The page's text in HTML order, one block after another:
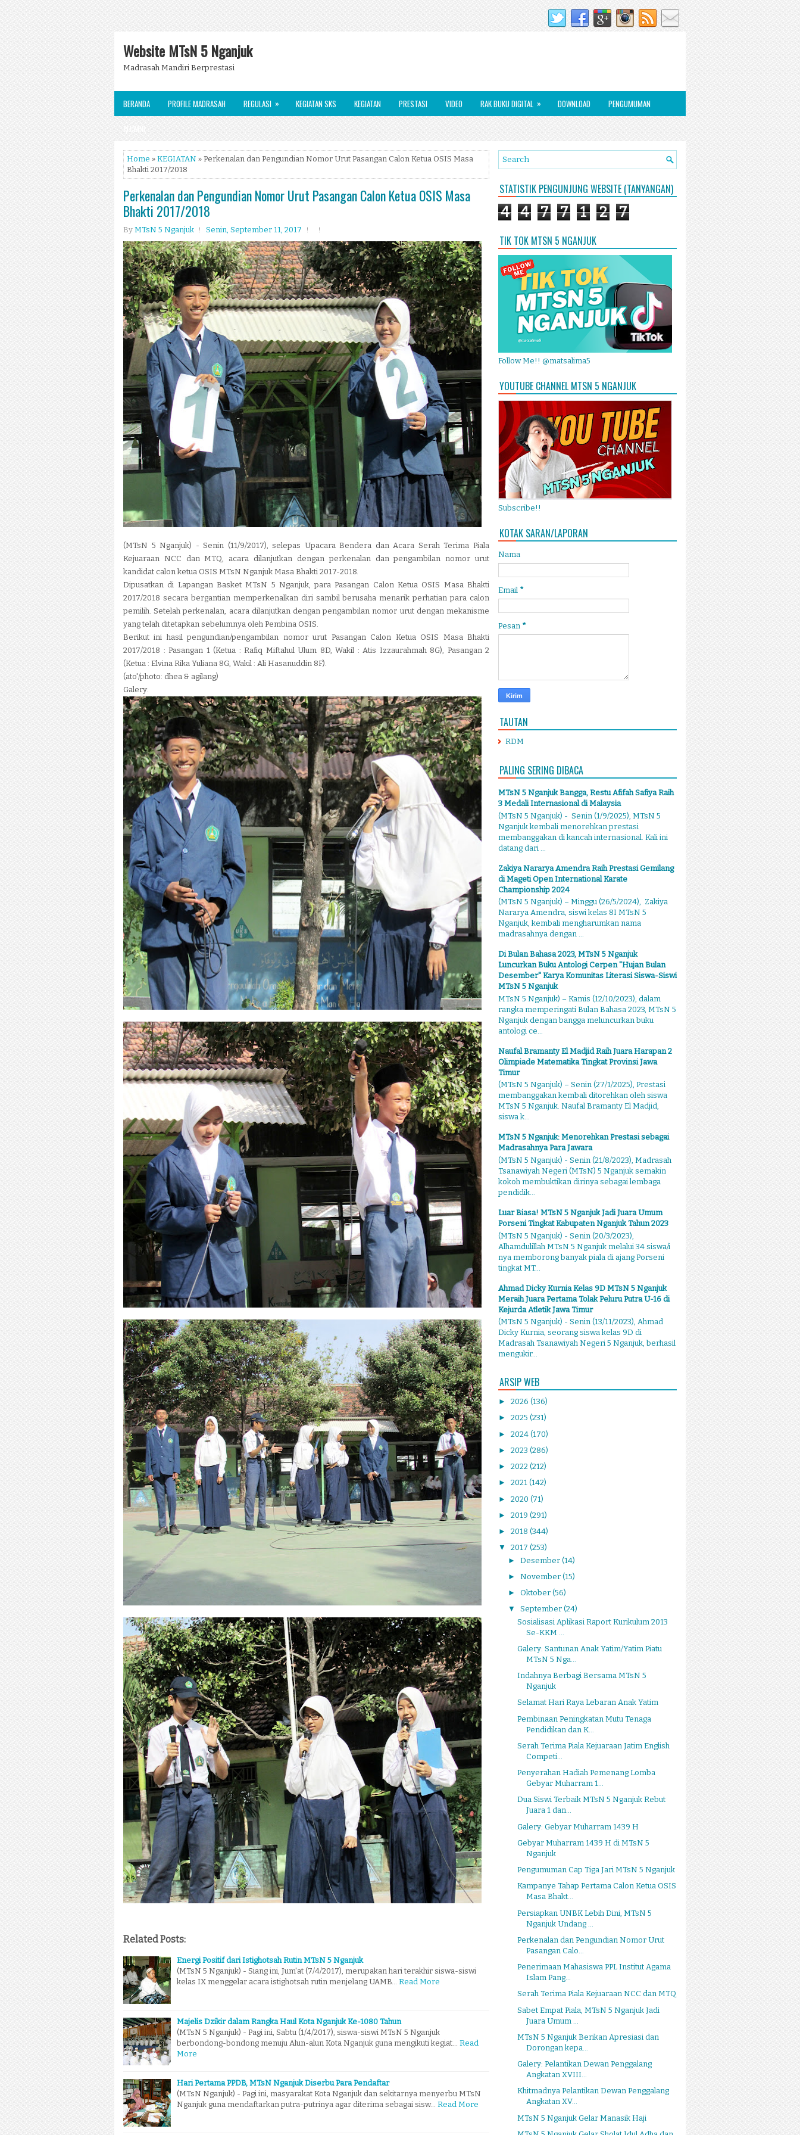
Website MTsN 5 Nganjuk
Madrasah Mandiri Berprestasi
BERANDA PROFILE MADRASAH REGULASI » KEGIATAN SKS KEGIATAN PRESTASI VIDEO RAK BUKU DIGITAL » DOWNLOAD PENGUMUMAN
ALUMNI
Home » KEGIATAN » Perkenalan dan Pengundian Nomor Urut Pasangan Calon Ketua OSIS Masa
Bhakti 2017/2018
Perkenalan dan Pengundian Nomor Urut Pasangan Calon Ketua OSIS Masa
Bhakti 2017/2018
By MTsN 5 Nganjuk Senin, September 11, 2017
(MTsN 5 Nganjuk) - Senin (11/9/2017), selepas Upacara Bendera dan Acara Serah Terima Piala
Kejuaraan NCC dan MTQ, acara dilanjutkan dengan perkenalan dan pengambilan nomor urut
kandidat calon ketua OSIS MTsN Nganjuk Masa Bhakti 2017-2018.
Dipusatkan di Lapangan Basket MTsN 5 Nganjuk, para Pasangan Calon Ketua OSIS Masa Bhakti
2017/2018 secara bergantian memperkenalkan diri sambil berusaha menarik perhatian para calon
pemilih. Setelah perkenalan, acara dilanjutkan dengan pengambilan nomor urut dengan mekanisme
yang telah ditetapkan sebelumnya oleh Pembina OSIS.
Berikut ini hasil pengundian/pengambilan nomor urut Pasangan Calon Ketua OSIS Masa Bhakti
2017/2018 : Pasangan 1 (Ketua : Rafiq Miftahul Ulum 8D, Wakil : Atis Izzaurahmah 8G), Pasangan 2
(Ketua : Elvina Rika Yuliana 8G, Wakil : Ali Hasanuddin 8F).
(ato'/photo: dhea & agilang)
Galery:
Related Posts:
Energi Positif dari Istighotsah Rutin MTsN 5 Nganjuk
(MTsN 5 Nganjuk) - Siang ini, Jum'at (7/4/2017), merupakan hari terakhir siswa-siswi
kelas IX menggelar acara istighotsah rutin menjelang UAMB… Read More
Majelis Dzikir dalam Rangka Haul Kota Nganjuk Ke-1080 Tahun
(MTsN 5 Nganjuk) - Pagi ini, Sabtu (1/4/2017), siswa-siswi MTsN 5 Nganjuk
berbondong-bondong menuju Alun-alun Kota Nganjuk guna mengikuti kegiat… Read
More
Hari Pertama PPDB, MTsN Nganjuk Diserbu Para Pendaftar
(MTsN Nganjuk) - Pagi ini, masyarakat Kota Nganjuk dan sekitarnya menyerbu MTsN
Nganjuk guna mendaftarkan putra-putrinya agar diterima sebagai sisw… Read More
STATISTIK PENGUNJUNG WEBSITE (TANYANGAN)
4 4 7 7 1 2 7
TIK TOK MTSN 5 NGANJUK
Follow Me!! @matsalima5
YOUTUBE CHANNEL MTSN 5 NGANJUK
Subscribe!!
KOTAK SARAN/LAPORAN
Nama
Email *
Pesan *
TAUTAN
RDM
PALING SERING DIBACA
MTsN 5 Nganjuk Bangga, Restu Afifah Safiya Raih
3 Medali Internasional di Malaysia
(MTsN 5 Nganjuk) - Senin (1/9/2025), MTsN 5
Nganjuk kembali menorehkan prestasi
membanggakan di kancah internasional. Kali ini
datang dari ...
Zakiya Nararya Amendra Raih Prestasi Gemilang
di Mageti Open International Karate
Championship 2024
(MTsN 5 Nganjuk) – Minggu (26/5/2024), Zakiya
Nararya Amendra, siswi kelas 8I MTsN 5
Nganjuk, kembali mengharumkan nama
madrasahnya dengan ...
Di Bulan Bahasa 2023, MTsN 5 Nganjuk
Luncurkan Buku Antologi Cerpen "Hujan Bulan
Desember" Karya Komunitas Literasi Siswa-Siswi
MTsN 5 Nganjuk
MTsN 5 Nganjuk) – Kamis (12/10/2023), dalam
rangka memperingati Bulan Bahasa 2023, MTsN 5
Nganjuk dengan bangga meluncurkan buku
antologi ce...
Naufal Bramanty El Madjid Raih Juara Harapan 2
Olimpiade Matematika Tingkat Provinsi Jawa
Timur
(MTsN 5 Nganjuk) – Senin (27/1/2025), Prestasi
membanggakan kembali ditorehkan oleh siswa
MTsN 5 Nganjuk. Naufal Bramanty El Madjid,
siswa k...
MTsN 5 Nganjuk: Menorehkan Prestasi sebagai
Madrasahnya Para Jawara
(MTsN 5 Nganjuk) - Senin (21/8/2023), Madrasah
Tsanawiyah Negeri (MTsN) 5 Nganjuk semakin
kokoh membuktikan dirinya sebagai lembaga
pendidik...
Luar Biasa! MTsN 5 Nganjuk Jadi Juara Umum
Porseni Tingkat Kabupaten Nganjuk Tahun 2023
(MTsN 5 Nganjuk) - Senin (20/3/2023),
Alhamdulillah MTsN 5 Nganjuk melalui 34 siswa/i
nya memborong banyak piala di ajang Porseni
tingkat MT...
Ahmad Dicky Kurnia Kelas 9D MTsN 5 Nganjuk
Meraih Juara Pertama Tolak Peluru Putra U-16 di
Kejurda Atletik Jawa Timur
(MTsN 5 Nganjuk) - Senin (13/11/2023), Ahmad
Dicky Kurnia, seorang siswa kelas 9D di
Madrasah Tsanawiyah Negeri 5 Nganjuk, berhasil
mengukir...
ARSIP WEB
► 2026 (136)
► 2025 (231)
► 2024 (170)
► 2023 (286)
► 2022 (212)
► 2021 (142)
► 2020 (71)
► 2019 (291)
► 2018 (344)
▼ 2017 (253)
► Desember (14)
► November (15)
► Oktober (56)
▼ September (24)
Sosialisasi Aplikasi Raport Kurikulum 2013
Se-KKM ...
Galery: Santunan Anak Yatim/Yatim Piatu
MTsN 5 Nga...
Indahnya Berbagi Bersama MTsN 5
Nganjuk
Selamat Hari Raya Lebaran Anak Yatim
Pembinaan Peningkatan Mutu Tenaga
Pendidikan dan K...
Serah Terima Piala Kejuaraan Jatim English
Competi...
Penyerahan Hadiah Pemenang Lomba
Gebyar Muharram 1...
Dua Siswi Terbaik MTsN 5 Nganjuk Rebut
Juara 1 dan...
Galery: Gebyar Muharram 1439 H
Gebyar Muharram 1439 H di MTsN 5
Nganjuk
Pengumuman Cap Tiga Jari MTsN 5 Nganjuk
Kampanye Tahap Pertama Calon Ketua OSIS
Masa Bhakt...
Persiapkan UNBK Lebih Dini, MTsN 5
Nganjuk Undang ...
Perkenalan dan Pengundian Nomor Urut
Pasangan Calo...
Penerimaan Mahasiswa PPL Institut Agama
Islam Pang...
Serah Terima Piala Kejuaraan NCC dan MTQ
Sabet Empat Piala, MTsN 5 Nganjuk Jadi
Juara Umum ...
MTsN 5 Nganjuk Berikan Apresiasi dan
Dorongan kepa...
Galery: Pelantikan Dewan Penggalang
Angkatan XVIII...
Khitmadnya Pelantikan Dewan Penggalang
Angkatan XV...
MTsN 5 Nganjuk Gelar Manasik Haji